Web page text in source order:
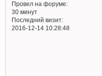
Провел на форуме:
30 минут
Последний визит:
2016-12-14 10:28:48